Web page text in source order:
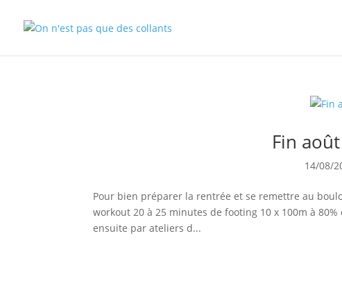
Fin
14/08/
Pour bien préparer la rentrée et se remettre au
workout 20 à 25 minutes de footing 10 x 100m à
ensuite par ateliers d...